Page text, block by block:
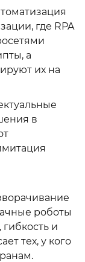
где RPA
а
их на
в
роботы
и
тех, у кого